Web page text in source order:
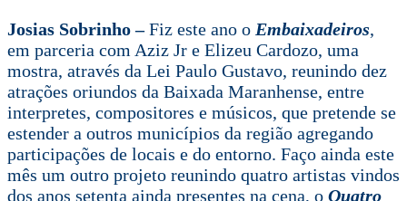
Josias Sobrinho –Fiz este ano o Embaixadeiros,
em parceria com Aziz Jr e Elizeu Cardozo, uma
mostra, através da Lei Paulo Gustavo, reunindo dez
atrações oriundos da Baixada Maranhense, entre
interpretes, compositores e músicos, que pretende se
estender a outros municípios da região agregando
participações de locais e do entorno. Faço ainda este
mês um outro projeto reunindo quatro artistas vindos
dos anos setenta ainda presentes na cena, o Quatro